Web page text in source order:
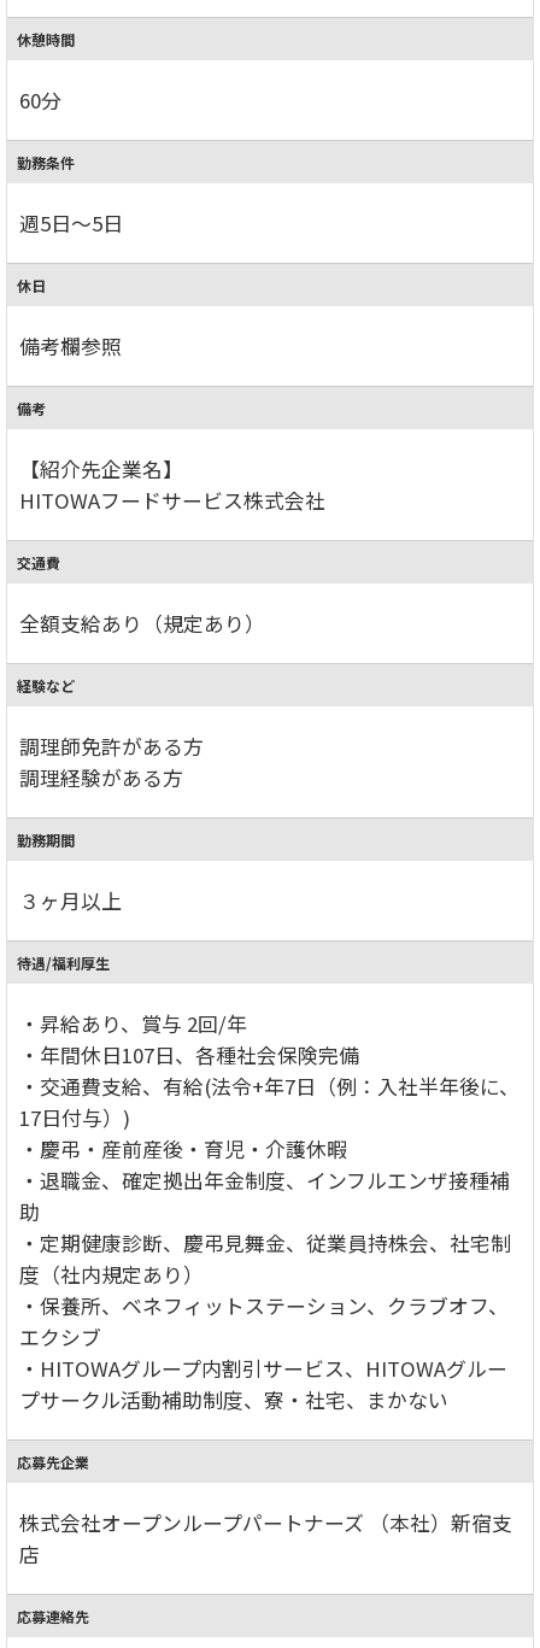
休憩時間
60分
勤務条件
週5日～5日
休日
備考欄参照
備考
【紹介先企業名】
HITOWAフードサービス株式会社
交通費
全額支給あり（規定あり）
経験など
調理師免許がある方
調理経験がある方
勤務期間
３ヶ月以上
待遇/福利厚生
・昇給あり、賞与 2回/年
・年間休日107日、各種社会保険完備
・交通費支給、有給(法令+年7日（例：入社半年後に、
17日付与）)
・慶弔・産前産後・育児・介護休暇
・退職金、確定拠出年金制度、インフルエンザ接種補
助
・定期健康診断、慶弔見舞金、従業員持株会、社宅制
度（社内規定あり）
・保養所、ベネフィットステーション、クラブオフ、
エクシブ
・HITOWAグループ内割引サービス、HITOWAグルー
プサークル活動補助制度、寮・社宅、まかない
応募先企業
株式会社オープンループパートナーズ （本社）新宿支
店
応募連絡先